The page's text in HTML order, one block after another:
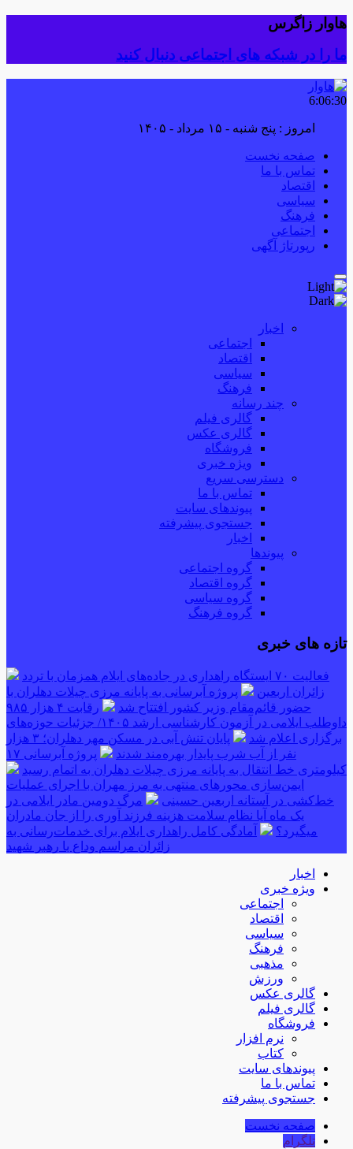
هاوار زاگرس
ما را در شبکه های اجتماعی دنبال کنید
6:06:31
امروز : پنج شنبه - ۱۵ مرداد - ۱۴۰۵
صفحه نخست
تماس با ما
اقتصاد
سیاسی
فرهنگ
اجتماعی
رپورتاژ آگهی
اخبار
اجتماعی
اقتصاد
سیاسی
فرهنگ
چند رسانه
گالری فیلم
گالری عکس
فروشگاه
ویژه خبری
دسترسی سریع
تماس با ما
پیوندهای سایت
جستجوی پیشرفته
اخبار
پیوندها
گروه اجتماعی
گروه اقتصاد
گروه سیاسی
گروه فرهنگ
تازه های خبری
فعالیت ۷۰ ایستگاه راهداری در جاده‌های ایلام همزمان با تردد
زائران اربعین
پروژه آبرسانی به پایانه مرزی چیلات دهلران با
حضور قائم‌مقام وزیر کشور افتتاح شد
رقابت ۴ هزار ۹۸۵
داوطلب ایلامی در آزمون کارشناسی ارشد ۱۴۰۵/ جزئیات حوزه‌های
برگزاری اعلام شد
پایان تنش آبی در مسکن مهر دهلران؛ ۳ هزار
نفر از آب شرب پایدار بهره‌مند شدند
پروژه آبرسانی ۱۷
کیلومتری خط انتقال به پایانه مرزی چیلات دهلران به اتمام رسید
ایمن‌سازی محورهای منتهی به مرز مهران با اجرای عملیات
خط‌کشی در آستانه اربعین حسینی
مرگ دومین مادر ایلامی در
یک ماه آیا نظام سلامت هزینه فرزند آوری را از جان مادران
میگیرد؟
آمادگی کامل راهداری ایلام برای خدمات‌رسانی به
زائران مراسم وداع با رهبر شهید
اخبار
ویژه خبری
اجتماعی
اقتصاد
سیاسی
فرهنگ
مذهبی
ورزش
گالری عکس
گالری فیلم
فروشگاه
نرم افزار
کتاب
پیوندهای سایت
تماس با ما
جستجوی پیشرفته
صفحه نخست
تلگرام